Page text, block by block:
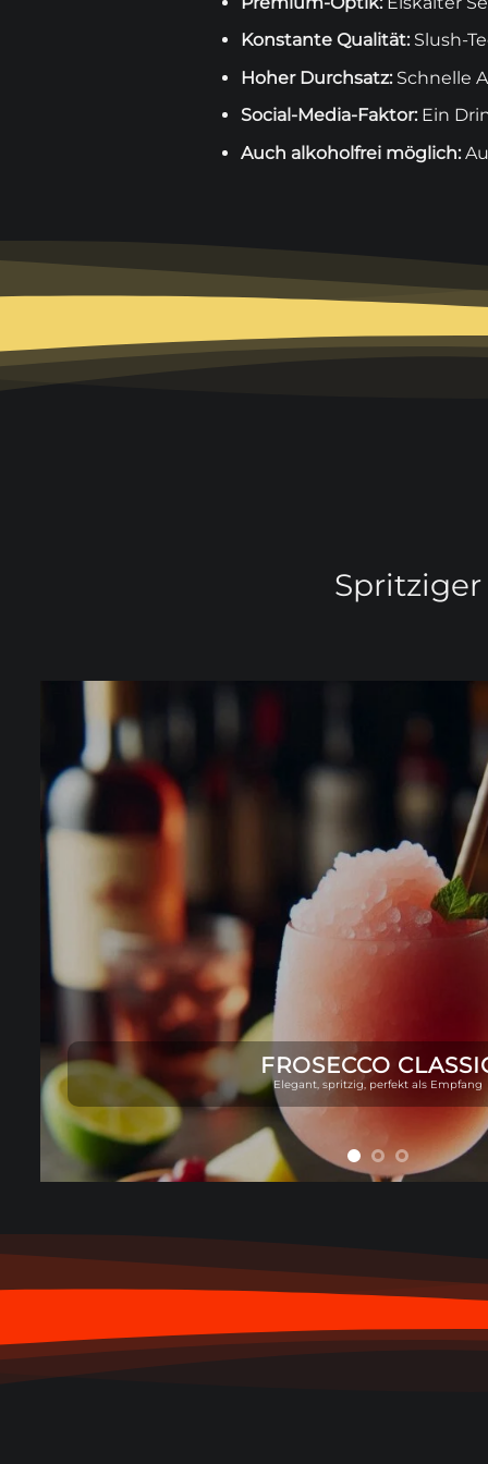
Konstante Qualität:Slush-
Hoher Durchsatz:Schnelle
Social-Media-Faktor:Ein
Auch alkoholfreimöglich:
FROSECCO
Elegant, spritzig, perfekt als Empfang